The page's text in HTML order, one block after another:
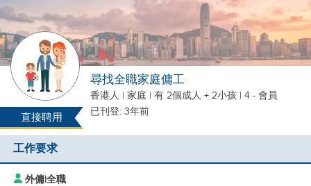
直接聘用
尋找全職家庭傭工
香港人 | 家庭 | 有 2個成人 + 2小孩 | 4 - 會員
已刊登: 3年前
工作要求
外傭|全職